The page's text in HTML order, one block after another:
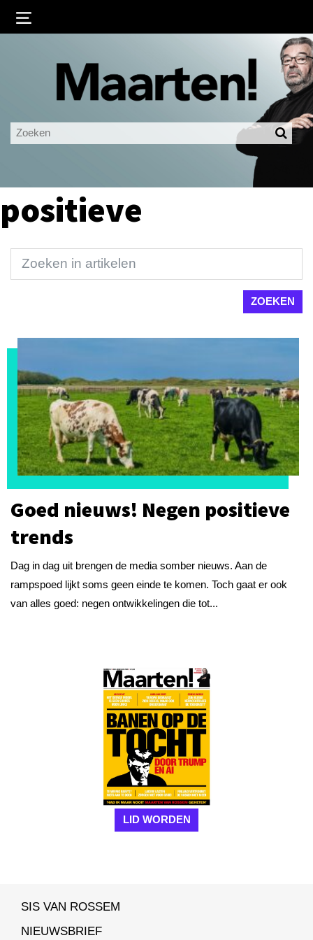
Ingelogd blijven
LOGIN
positieve
Goed nieuws! Negen positieve
trends
Dag in dag uit brengen de media somber nieuws. Aan de
rampspoed lijkt soms geen einde te komen. Toch gaat er ook
van alles goed: negen ontwikkelingen die tot...
LID WORDEN
SIS VAN ROSSEM
NIEUWSBRIEF